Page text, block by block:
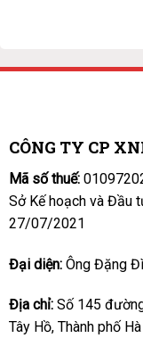
CÔNG TY CP
Mã số thuế:
Sở Kế hoạch và Đầu
27/07/2021
Đại diện: Ông Đặng
Địa chỉ: Số 145
Tây Hồ, Thành phố